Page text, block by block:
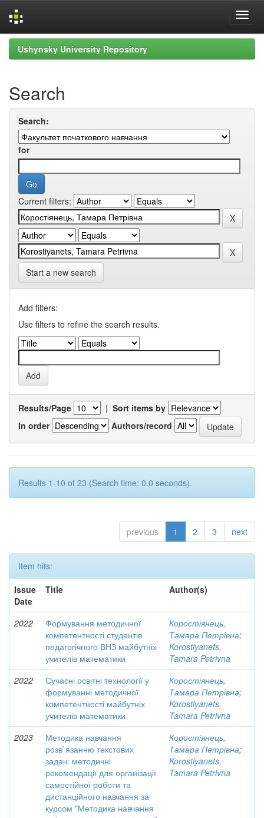
Skip
navigation
Ushynsky University Repository
Search
Search:
for
Current filters:
Start a new search
Add filters:
Use filters to refine the search results.
Results/Page | Sort items by
In order
Authors/record
Results 1-10 of 23 (Search time: 0.0 seconds).
previous 1 2 3 next
Item hits:
Issue
Date
Title Author(s)
2022
Формування методичної
компетентності студентів
педагогічного ВНЗ майбутніх
учителів математики
Коростіянець,
Тамара Петрівна;
Korostiyanets,
Tamara Petrivna
2022
Сучасні освітні технології у
формуванні методичної
компетентності майбутніх
учителів математики
Коростіянець,
Тамара Петрівна;
Korostiyanets,
Tamara Petrivna
2023
Методика навчання
розв`язанню текстових
задач: методичні
рекомендації для організації
самостійної роботи та
дистанційного навчання за
курсом "Методика навчання
Коростіянець,
Тамара Петрівна;
Korostiyanets,
Tamara Petrivna